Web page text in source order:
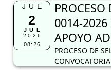
JUE
2
JUL
2026
08:26
PROCESO
0014-2026
APOYO
PROCESO DE
CONVOCATORIA